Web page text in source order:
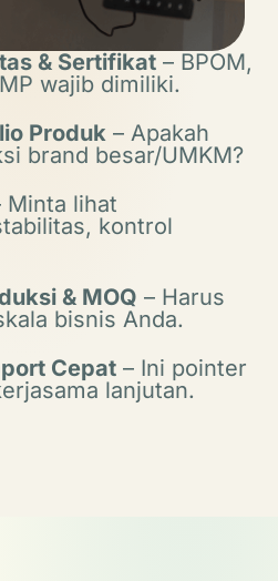
& Sertifikat – BPOM,
wajib dimiliki.
Produk – Apakah
brand besar/UMKM?
Minta lihat
kontrol
& MOQ – Harus
bisnis Anda.
Cepat – Ini pointer
lanjutan.